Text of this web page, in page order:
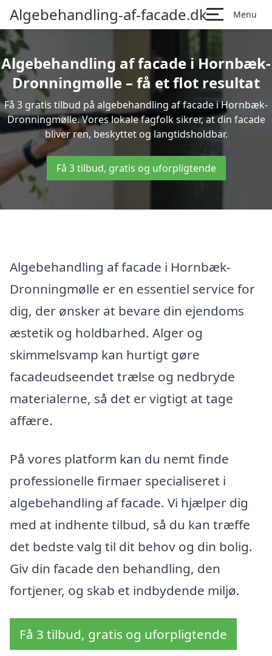
Algebehandling-af-facade.dk Menu
Algebehandling af facade i Hornbæk-
Dronningmølle – få et flot resultat
Få 3 gratis tilbud på algebehandling af facade i Hornbæk-
Dronningmølle. Vores lokale fagfolk sikrer, at din facade
bliver ren, beskyttet og langtidsholdbar.
Få 3 tilbud, gratis og uforpligtende
Algebehandling af facade i Hornbæk-
Dronningmølle er en essentiel service for
dig, der ønsker at bevare din ejendoms
æstetik og holdbarhed. Alger og
skimmelsvamp kan hurtigt gøre
facadeudseendet trælse og nedbryde
materialerne, så det er vigtigt at tage
affære.
På vores platform kan du nemt finde
professionelle firmaer specialiseret i
algebehandling af facade. Vi hjælper dig
med at indhente tilbud, så du kan træffe
det bedste valg til dit behov og din bolig.
Giv din facade den behandling, den
fortjener, og skab et indbydende miljø.
Få 3 tilbud, gratis og uforpligtende